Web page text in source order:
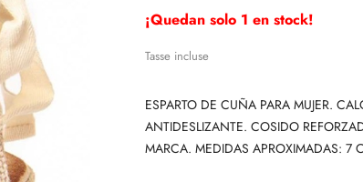
¡Quedan solo 1 en stock!
Tasse incluse
ESPARTO DE CUÑA PARA MUJER.
ANTIDESLIZANTE. COSIDO
MARCA. MEDIDAS APROXIMADAS: 7